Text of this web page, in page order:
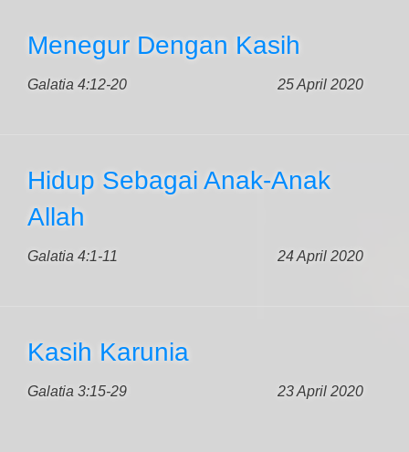
Menegur Dengan Kasih
Galatia 4:12-20 25 April 2020
Hidup Sebagai Anak-Anak
Allah
Galatia 4:1-11 24 April 2020
Kasih Karunia
Galatia 3:15-29 23 April 2020